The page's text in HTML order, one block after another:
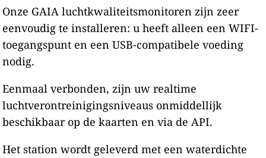
Onze GAIA luchtkwaliteitsmonitoren zijn zeer
eenvoudig te installeren: u heeft alleen een WIFI-
toegangspunt en een USB-compatibele voeding
nodig.
Eenmaal verbonden, zijn uw realtime
luchtverontreinigingsniveaus onmiddellijk
beschikbaar op de kaarten en via de API.
Het station wordt geleverd met een waterdichte